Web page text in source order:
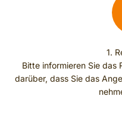
1.
Bitte informieren Sie das
darüber, dass Sie das